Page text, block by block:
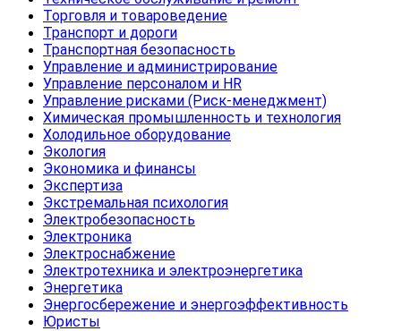
Торговля и товароведение
Транспорт и дороги
Транспортная безопасность
Управление и администрирование
Управление персоналом и HR
Управление рисками (Риск-менеджмент)
Химическая промышленность и технология
Холодильное оборудование
Экология
Экономика и финансы
Экспертиза
Экстремальная психология
Электробезопасность
Электроника
Электроснабжение
Электротехника и электроэнергетика
Энергетика
Энергосбережение и энергоэффективность
Юристы